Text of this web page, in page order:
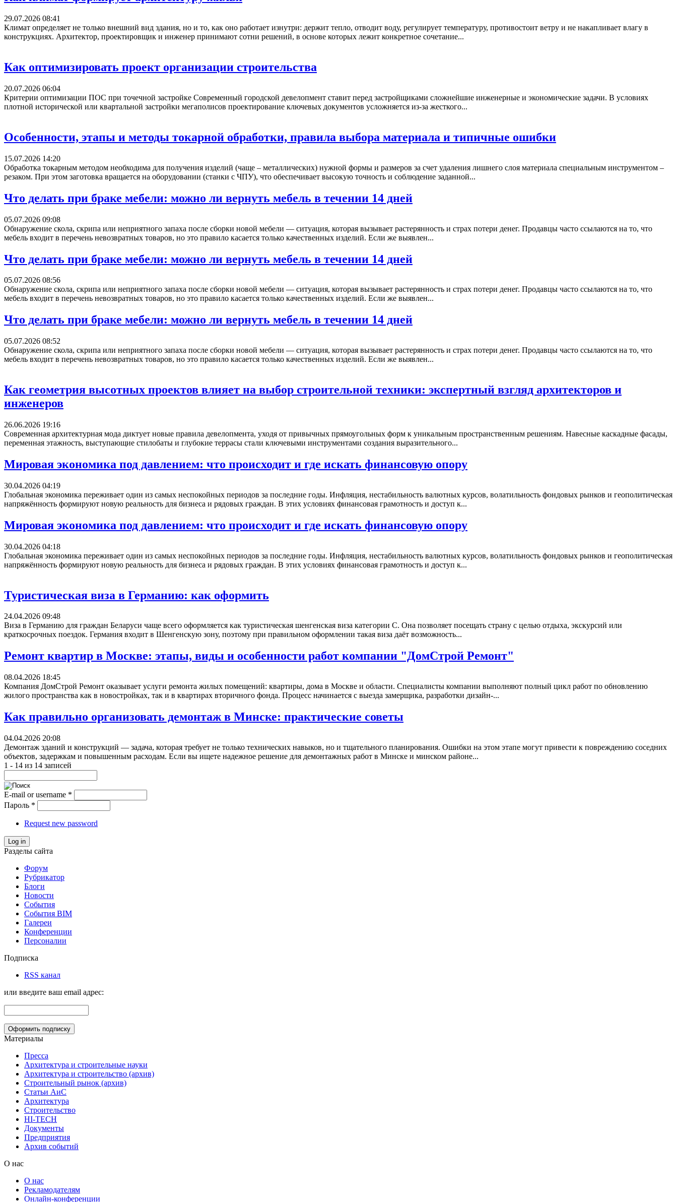
29.07.2026 08:41
Климат определяет не только внешний вид здания, но и то, как оно работает изнутри: держит тепло, отводит воду, регулирует температуру, противостоит ветру и не накапливает влагу в
конструкциях. Архитектор, проектировщик и инженер принимают сотни решений, в основе которых лежит конкретное сочетание...
Как оптимизировать проект организации строительства
20.07.2026 06:04
Критерии оптимизации ПОС при точечной застройке Современный городской девелопмент ставит перед застройщиками сложнейшие инженерные и экономические задачи. В условиях
плотной исторической или квартальной застройки мегаполисов проектирование ключевых документов усложняется из-за жесткого...
Особенности, этапы и методы токарной обработки, правила выбора материала и типичные ошибки
15.07.2026 14:20
Обработка токарным методом необходима для получения изделий (чаще – металлических) нужной формы и размеров за счет удаления лишнего слоя материала специальным инструментом –
резаком. При этом заготовка вращается на оборудовании (станки с ЧПУ), что обеспечивает высокую точность и соблюдение заданной...
Что делать при браке мебели: можно ли вернуть мебель в течении 14 дней
05.07.2026 09:08
Обнаружение скола, скрипа или неприятного запаха после сборки новой мебели — ситуация, которая вызывает растерянность и страх потери денег. Продавцы часто ссылаются на то, что
мебель входит в перечень невозвратных товаров, но это правило касается только качественных изделий. Если же выявлен...
Что делать при браке мебели: можно ли вернуть мебель в течении 14 дней
05.07.2026 08:56
Обнаружение скола, скрипа или неприятного запаха после сборки новой мебели — ситуация, которая вызывает растерянность и страх потери денег. Продавцы часто ссылаются на то, что
мебель входит в перечень невозвратных товаров, но это правило касается только качественных изделий. Если же выявлен...
Что делать при браке мебели: можно ли вернуть мебель в течении 14 дней
05.07.2026 08:52
Обнаружение скола, скрипа или неприятного запаха после сборки новой мебели — ситуация, которая вызывает растерянность и страх потери денег. Продавцы часто ссылаются на то, что
мебель входит в перечень невозвратных товаров, но это правило касается только качественных изделий. Если же выявлен...
Как геометрия высотных проектов влияет на выбор строительной техники: экспертный взгляд архитекторов и
инженеров
26.06.2026 19:16
Современная архитектурная мода диктует новые правила девелопмента, уходя от привычных прямоугольных форм к уникальным пространственным решениям. Навесные каскадные фасады,
переменная этажность, выступающие стилобаты и глубокие террасы стали ключевыми инструментами создания выразительного...
Мировая экономика под давлением: что происходит и где искать финансовую опору
30.04.2026 04:19
Глобальная экономика переживает один из самых неспокойных периодов за последние годы. Инфляция, нестабильность валютных курсов, волатильность фондовых рынков и геополитическая
напряжённость формируют новую реальность для бизнеса и рядовых граждан. В этих условиях финансовая грамотность и доступ к...
Мировая экономика под давлением: что происходит и где искать финансовую опору
30.04.2026 04:18
Глобальная экономика переживает один из самых неспокойных периодов за последние годы. Инфляция, нестабильность валютных курсов, волатильность фондовых рынков и геополитическая
напряжённость формируют новую реальность для бизнеса и рядовых граждан. В этих условиях финансовая грамотность и доступ к...
Туристическая виза в Германию: как оформить
24.04.2026 09:48
Виза в Германию для граждан Беларуси чаще всего оформляется как туристическая шенгенская виза категории C. Она позволяет посещать страну с целью отдыха, экскурсий или
краткосрочных поездок. Германия входит в Шенгенскую зону, поэтому при правильном оформлении такая виза даёт возможность...
Ремонт квартир в Москве: этапы, виды и особенности работ компании "ДомСтрой Ремонт"
08.04.2026 18:45
Компания ДомСтрой Ремонт оказывает услуги ремонта жилых помещений: квартиры, дома в Москве и области. Специалисты компании выполняют полный цикл работ по обновлению
жилого пространства как в новостройках, так и в квартирах вторичного фонда. Процесс начинается с выезда замерщика, разработки дизайн-...
Как правильно организовать демонтаж в Минске: практические советы
04.04.2026 20:08
Демонтаж зданий и конструкций — задача, которая требует не только технических навыков, но и тщательного планирования. Ошибки на этом этапе могут привести к повреждению соседних
объектов, задержкам и повышенным расходам. Если вы ищете надежное решение для демонтажных работ в Минске и минском районе...
1 - 14 из 14 записей
E-mail or username *
Пароль *
Request new password
Log in
Разделы сайта
Форум
Рубрикатор
Блоги
Новости
События
События BIM
Галереи
Конференции
Персоналии
Подписка
RSS канал
или введите ваш email адрес:
Материалы
Пресса
Архитектура и строительные науки
Архитектура и строительство (архив)
Строительный рынок (архив)
Статьи АиС
Архитектура
Строительство
HI-TECH
Документы
Предприятия
Архив событий
О нас
О нас
Рекламодателям
Онлайн-конференции